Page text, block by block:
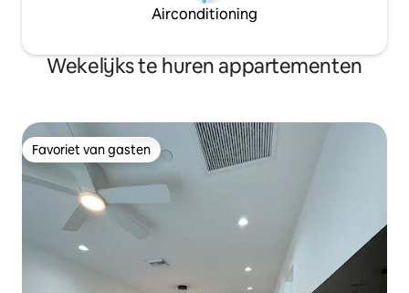
Airconditioning
Wekelijks te huren appartementen
Favoriet van gasten
Favoriet van gasten